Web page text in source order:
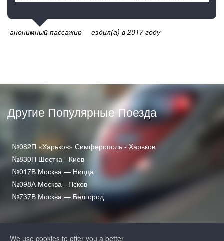
анонимный пассажир ездил(а) в 2017 году
Другие Популярные Поезда
№082П «Харьков» Симферополь - Харьков
№830П Шостка - Киев
№017В Москва — Ницца
№098А Москва - Псков
№737В Москва — Белгород
We use cookies to offer you a better